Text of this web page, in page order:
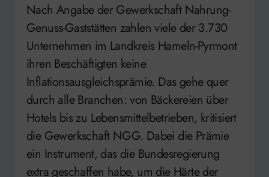
Nach Angabe der Gewerkschaft Nahrung-
Genuss-Gaststätten zahlen viele der 3.730
Unternehmen im Landkreis Hameln-Pyrmont
ihren Beschäftigten keine
Inflationsausgleichsprämie. Das gehe quer
durch alle Branchen: von Bäckereien über
Hotels bis zu Lebensmittelbetrieben, kritisiert
die Gewerkschaft NGG. Dabei die Prämie
ein Instrument, das die Bundesregierung
extra geschaffen habe, um die Härte der